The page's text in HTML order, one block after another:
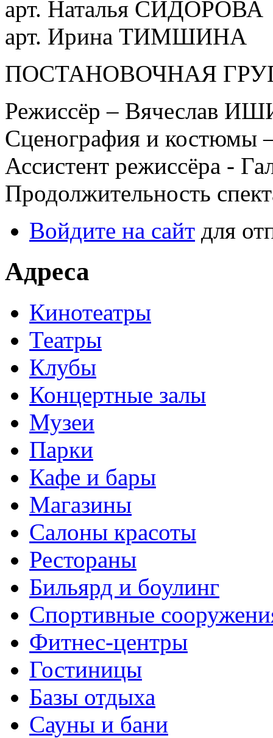
арт. Наталья СИДОРОВА
арт. Ирина ТИМШИНА
ПОСТАНОВОЧНАЯ
Режиссёр – Вячеслав
Сценография и
Ассистент режиссёра -
Продолжительность
Войдите на сайт для
Адреса
Кинотеатры
Театры
Клубы
Концертные залы
Музеи
Парки
Кафе и бары
Магазины
Салоны красоты
Рестораны
Бильярд и боулинг
Спортивные
Фитнес-центры
Гостиницы
Базы отдыха
Сауны и бани